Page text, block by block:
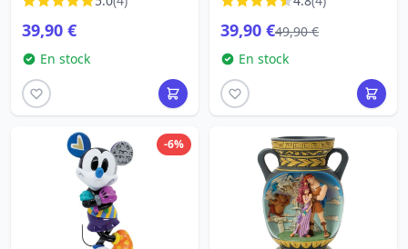
TRADITIONS
39,90 €
En stock
39,90 €49,90 €
En stock
-6%